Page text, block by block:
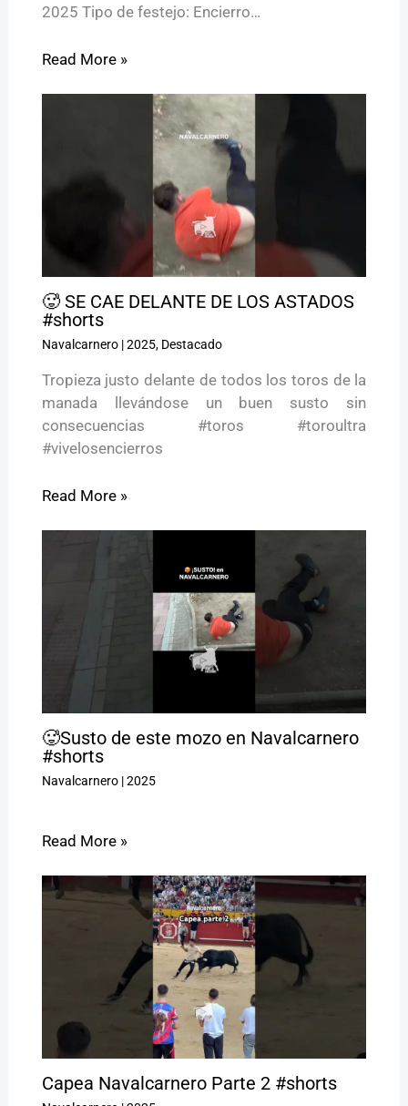
2025 Tipo de festejo: Encierro…
Read More »
🥵 SE CAE DELANTE DE LOS ASTADOS
#shorts
Navalcarnero|2025, Destacado
Tropieza justo delante de todos los toros de la
manada llevándose un buen susto sin
consecuencias #toros #toroultra
#vivelosencierros
Read More »
🥵Susto de este mozo en Navalcarnero
#shorts
Navalcarnero|2025
Read More »
Capea Navalcarnero Parte 2 #shorts